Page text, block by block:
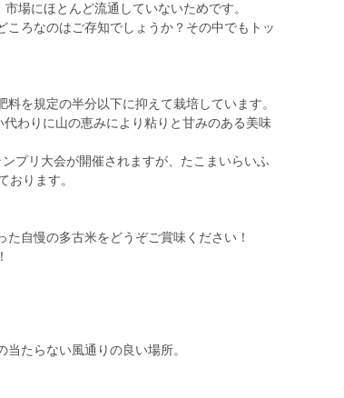
場にほとんど流通していないためです。
ろなのはご存知でしょうか？その中でもトッ
を規定の半分以下に抑えて栽培しています。
わりに山の恵みにより粘りと甘みのある美味
プリ大会が開催されますが、たこまいらいふ
おります。
自慢の多古米をどうぞご賞味ください！
当たらない風通りの良い場所。